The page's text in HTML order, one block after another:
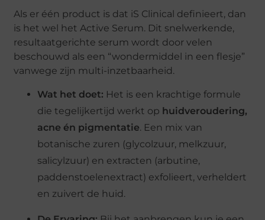
Als er één product is dat iS Clinical definieert, dan
is het wel het Active Serum. Dit snelwerkende,
resultaatgerichte serum wordt door velen
beschouwd als een “wondermiddel in een flesje”
vanwege zijn multi-inzetbaarheid.
Wat het doet: Het is een krachtige formule
die tegelijkertijd werkt op huidveroudering,
acne én pigmentatie. Een mix van
botanische zuren (glycolzuur, melkzuur,
salicylzuur) en extracten (arbutine,
paddenstoelenextract) exfolieert, verheldert
en zuivert de huid.